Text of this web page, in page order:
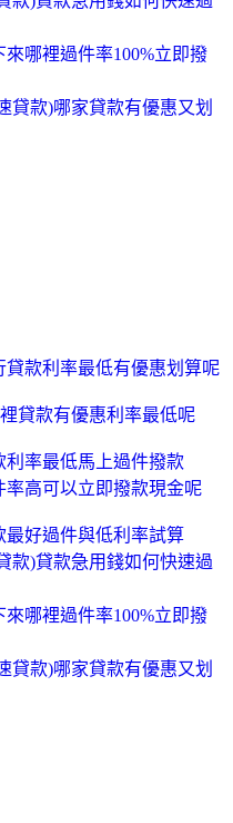
哪裡過件率100%立即撥
貸款)哪家貸款有優惠又划
款利率最低有優惠划算呢
貸款有優惠利率最低呢
利率最低馬上過件撥款
高可以立即撥款現金呢
好過件與低利率試算
款)貸款急用錢如何快速過
哪裡過件率100%立即撥
貸款)哪家貸款有優惠又划